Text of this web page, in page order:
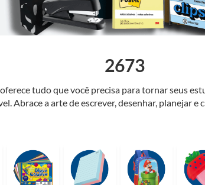
tudo que você precisa para tornar seus
Abrace a arte de escrever, desenhar, planejar e
profissionais que buscam organizar seus
2673